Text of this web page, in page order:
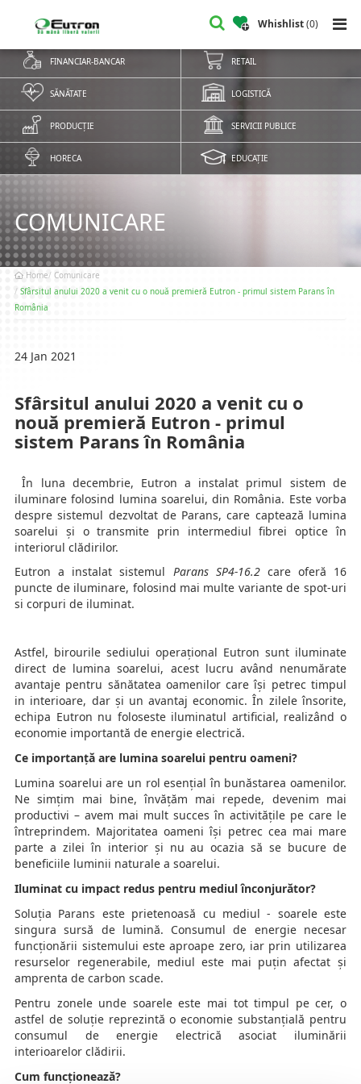
Whishlist(0)
FINANCIAR-BANCAR RETAIL
SĂNĂTATE LOGISTICĂ
PRODUCȚIE SERVICII PUBLICE
HORECA EDUCAȚIE
COMUNICARE
Home Comunicare
Sfârsitul anului 2020 a venit cu o nouă premieră Eutron - primul sistem Parans în
România
24 Jan 2021
Sfârsitul anului 2020 a venit cu o
nouă premieră Eutron - primul
sistem Parans în România
În luna decembrie, Eutron a instalat primul sistem de
iluminare folosind lumina soarelui, din România. Este vorba
despre sistemul dezvoltat de Parans, care captează lumina
soarelui și o transmite prin intermediul fibrei optice în
interiorul clădirilor.
Eutron a instalat sistemul Parans SP4-16.2care oferă 16
puncte de iluminare, folosind mai multe variante de spot-uri
si corpuri de iluminat.
Astfel, birourile sediului operațional Eutron sunt iluminate
direct de lumina soarelui, acest lucru având nenumărate
avantaje pentru sănătatea oamenilor care își petrec timpul
in interioare, dar și un avantaj economic. În zilele însorite,
echipa Eutron nu foloseste iluminatul artificial, realizând o
economie importantă de energie electrică.
Ce importanță are lumina soarelui pentru oameni?
Lumina soarelui are un rol esențial în bunăstarea oamenilor.
Ne simțim mai bine, învățăm mai repede, devenim mai
productivi – avem mai mult succes în activitățile pe care le
întreprindem. Majoritatea oameni își petrec cea mai mare
parte a zilei în interior și nu au ocazia să se bucure de
beneficiile luminii naturale a soarelui.
Iluminat cu impact redus pentru mediul înconjurător?
Soluția Parans este prietenoasă cu mediul - soarele este
singura sursă de lumină. Consumul de energie necesar
funcționării sistemului este aproape zero, iar prin utilizarea
resurselor regenerabile, mediul este mai puțin afectat și
amprenta de carbon scade.
Pentru zonele unde soarele este mai tot timpul pe cer, o
astfel de soluție reprezintă o economie substanțială pentru
consumul de energie electrică asociat iluminării
interioarelor clădirii.
Cum funcționează?